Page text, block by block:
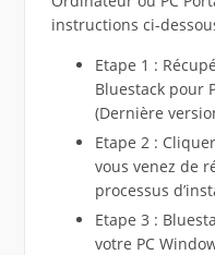
instructions ci-
Etape 1 :
Bluestack pour
(Dernière
Etape 2 :
vous venez de
processus
Etape 3 :
votre PC